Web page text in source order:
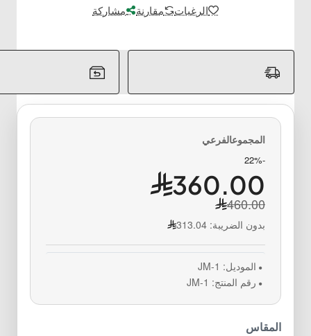
الرغبات مقارنة مشاركة
-22%
360.00
460.00
بدون الضريبة: 313.04
الموديل: JM-1
رقم المنتج: JM-1
المقاس